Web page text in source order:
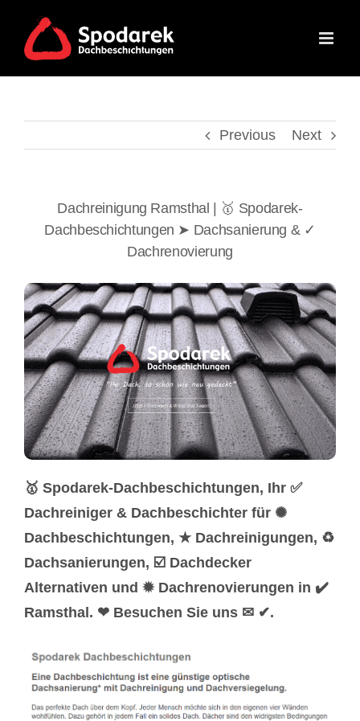
content
Previous Next
Dachreinigung Ramsthal | 🥇 Spodarek-
Dachbeschichtungen ➤ Dachsanierung & ✓
Dachrenovierung
🥇 Spodarek-Dachbeschichtungen, Ihr ✅
Dachreiniger & Dachbeschichter für ✺
Dachbeschichtungen, ★ Dachreinigungen, ♻
Dachsanierungen, ☑️ Dachdecker
Alternativen und ✹ Dachrenovierungen in ✔️
Ramsthal. ❤ Besuchen Sie uns ✉ ✔.